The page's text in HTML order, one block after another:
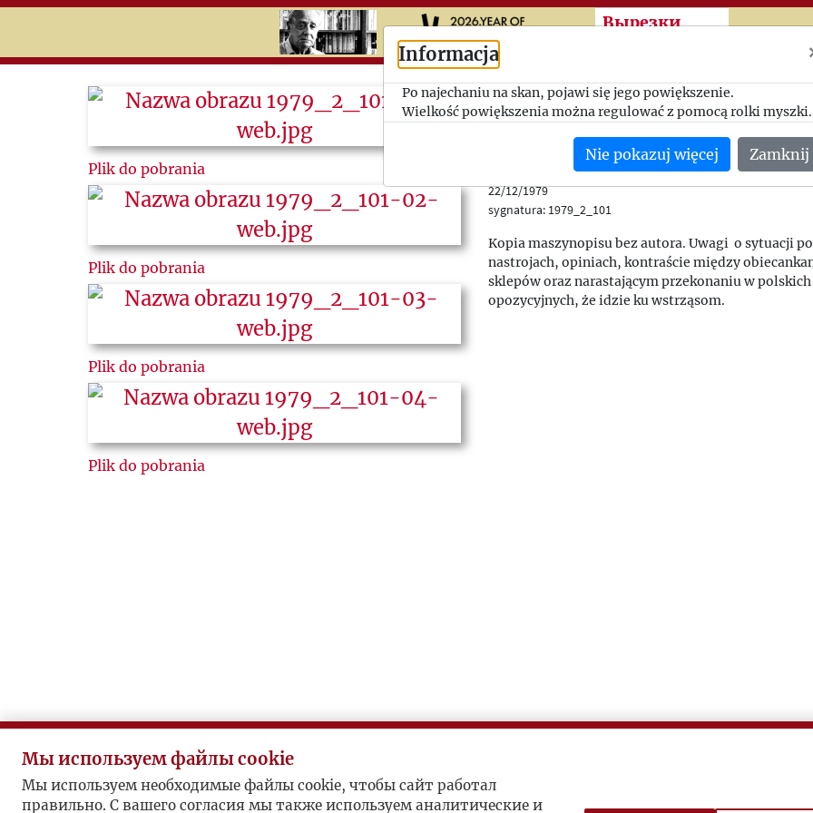
Przeskocz do treści
Вырезки
Search
Календари
Вырезки
Plik do pobrania
Plik do pobrania
Plik do pobrania
Plik do pobrania
Niepokój, obawy i
idą nowe czasy
Internal Distribution
22/12/1979
sygnatura: 1979_2_101
Kopia maszynopisu bez autora. Uwagi o sytuacji
nastrojach, opiniach, kontraście między
sklepów oraz narastającym przekonaniu w
opozycyjnych, że idzie ku wstrząsom.
Informacja
Po najechaniu na skan, pojawi się jego powiększenie.
Wielkość powiększenia można regulować z pomocą rolki myszki.
Nie pokazuj więcej Zamknij
Мы используем файлы cookie
Мы используем необходимые файлы cookie, чтобы сайт работал
правильно. С вашего согласия мы также используем аналитические и